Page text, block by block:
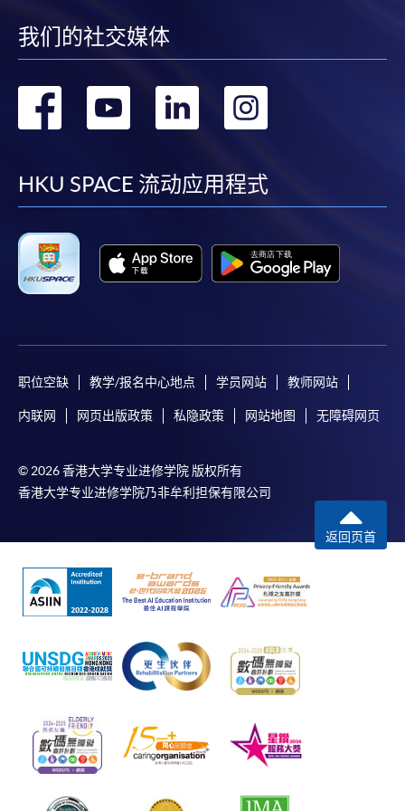
我们的社交媒体
转
facebook
转
youtube
转
linkedin
转
HKU SPACE 流动应用程式
职位空缺 教学/报名中心地点 学员网站 教师网站
内联网 网页出版政策 私隐政策 网站地图 无障碍网页
© 2026 香港大学专业进修学院 版权所有
香港大学专业进修学院乃非牟利担保有限公司
返回页首